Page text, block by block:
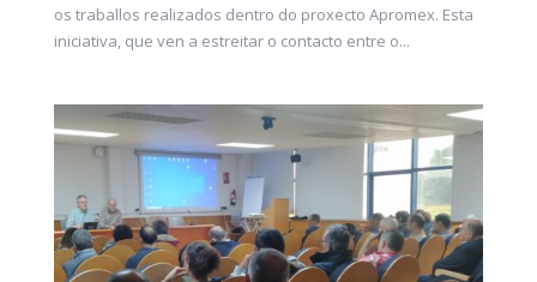
os traballos realizados dentro do proxecto Apromex. Esta
iniciativa, que ven a estreitar o contacto entre o...